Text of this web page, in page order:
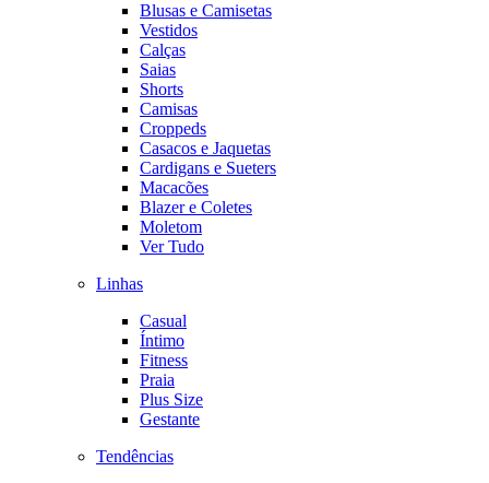
Blusas e Camisetas
Vestidos
Calças
Saias
Shorts
Camisas
Croppeds
Casacos e Jaquetas
Cardigans e Sueters
Macacões
Blazer e Coletes
Moletom
Ver Tudo
Linhas
Casual
Íntimo
Fitness
Praia
Plus Size
Gestante
Tendências